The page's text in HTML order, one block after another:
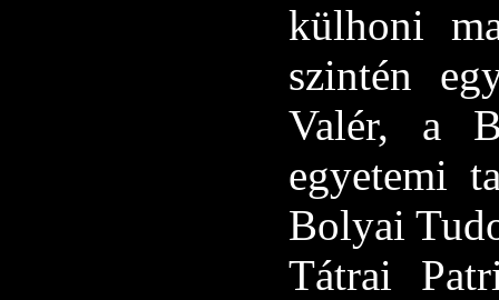
külhoni
szintén
Valér, a
egyetemi
Bolyai
Tátrai